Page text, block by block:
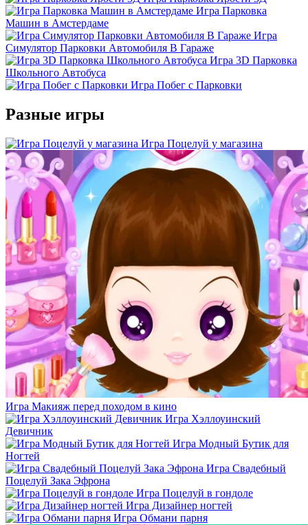
Игра Парковка
Машин в Амстердаме
Игра
Симулятор Парковки Автомобиля В Гараже
Игра 3D Парковка
Школьного Автобуса
Игра Побег с Парковки
Разные игры
Игра Поцелуй у магазина
Игра Макияж перед походом в кино
Игра Хэллоуинский
Девичник
Игра Модный Бутик для
Ногтей
Игра Свадебный
Поцелуй Зака Эфрона
Игра Поцелуй в гондоле
Игра Дизайнер ногтей
Игра Обмани парня